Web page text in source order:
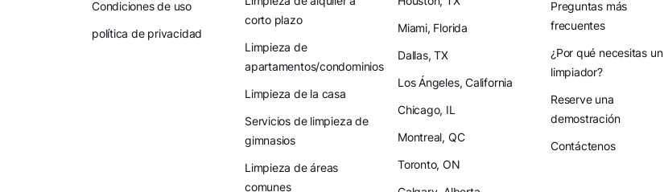
Condiciones de uso
política de privacidad
corto plazo
Limpieza de
apartamentos/condominios
Limpieza de la casa
Servicios de limpieza de
gimnasios
Limpieza de áreas
comunes
Miami, Florida
Dallas, TX
Los Ángeles, California
Chicago, IL
Montreal, QC
Toronto, ON
Preguntas más
frecuentes
¿Por qué necesitas un
limpiador?
Reserve una
demostración
Contáctenos